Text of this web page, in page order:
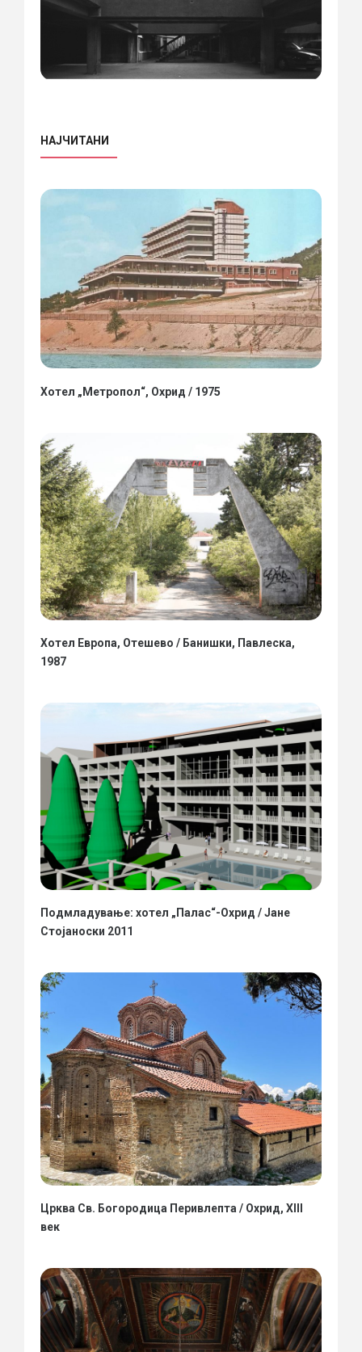
НАЈЧИТАНИ
Хотел „Метропол“, Охрид / 1975
Хотел Европа, Отешево / Банишки, Павлеска,
1987
Подмладување: хотел „Палас“-Охрид / Јане
Стојаноски 2011
Црква Св. Богородица Перивлепта / Охрид, XIII
век